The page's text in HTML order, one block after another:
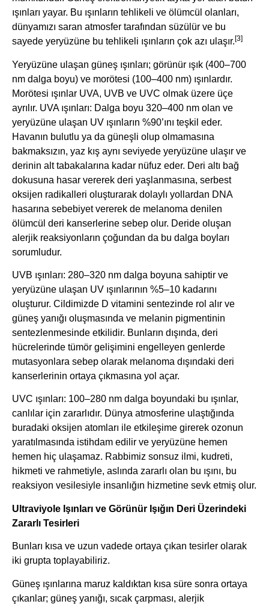
ışınları yayar. Bu ışınların tehlikeli ve ölümcül olanları,
dünyamızı saran atmosfer tarafından süzülür ve bu
sayede yeryüzüne bu tehlikeli ışınların çok azı ulaşır.[3]
Yeryüzüne ulaşan güneş ışınları; görünür ışık (400–700
nm dalga boyu) ve morötesi (100–400 nm) ışınlardır.
Morötesi ışınlar UVA, UVB ve UVC olmak üzere üçe
ayrılır. UVA ışınları: Dalga boyu 320–400 nm olan ve
yeryüzüne ulaşan UV ışınların %90’ını teşkil eder.
Havanın bulutlu ya da güneşli olup olmamasına
bakmaksızın, yaz kış aynı seviyede yeryüzüne ulaşır ve
derinin alt tabakalarına kadar nüfuz eder. Deri altı bağ
dokusuna hasar vererek deri yaşlanmasına, serbest
oksijen radikalleri oluşturarak dolaylı yollardan DNA
hasarına sebebiyet vererek de melanoma denilen
ölümcül deri kanserlerine sebep olur. Deride oluşan
alerjik reaksiyonların çoğundan da bu dalga boyları
sorumludur.
UVB ışınları: 280–320 nm dalga boyuna sahiptir ve
yeryüzüne ulaşan UV ışınlarının %5–10 kadarını
oluşturur. Cildimizde D vitamini sentezinde rol alır ve
güneş yanığı oluşmasında ve melanin pigmentinin
sentezlenmesinde etkilidir. Bunların dışında, deri
hücrelerinde tümör gelişimini engelleyen genlerde
mutasyonlara sebep olarak melanoma dışındaki deri
kanserlerinin ortaya çıkmasına yol açar.
UVC ışınları: 100–280 nm dalga boyundaki bu ışınlar,
canlılar için zararlıdır. Dünya atmosferine ulaştığında
buradaki oksijen atomları ile etkileşime girerek ozonun
yaratılmasında istihdam edilir ve yeryüzüne hemen
hemen hiç ulaşamaz. Rabbimiz sonsuz ilmi, kudreti,
hikmeti ve rahmetiyle, aslında zararlı olan bu ışını, bu
reaksiyon vesilesiyle insanlığın hizmetine sevk etmiş olur.
Ultraviyole Işınları ve Görünür Işığın Deri Üzerindeki
Zararlı Tesirleri
Bunları kısa ve uzun vadede ortaya çıkan tesirler olarak
iki grupta toplayabiliriz.
Güneş ışınlarına maruz kaldıktan kısa süre sonra ortaya
çıkanlar; güneş yanığı, sıcak çarpması, alerjik